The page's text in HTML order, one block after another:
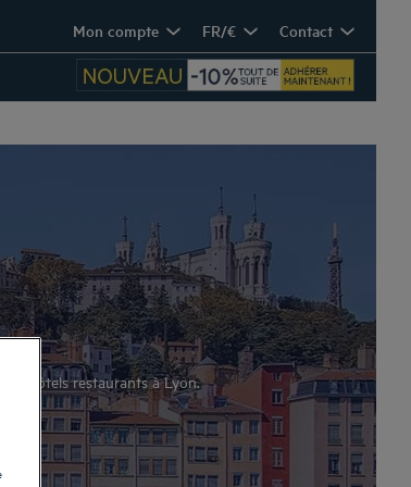
Mon compte FR/€ Contact
hôtels restaurants à Lyon.